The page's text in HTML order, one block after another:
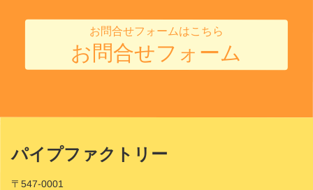
お問合せフォームはこちら
お問合せフォーム
Site
Footer
パイプファクトリー
〒547-0001